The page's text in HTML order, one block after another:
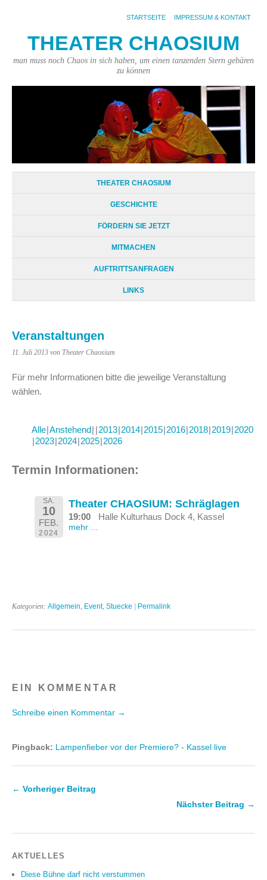
STARTSEITE IMPRESSUM & KONTAKT
THEATER CHAOSIUM
man muss noch Chaos in sich haben, um einen tanzenden Stern gebären
zu können
THEATER CHAOSIUM
GESCHICHTE
FÖRDERN SIE JETZT
MITMACHEN
AUFTRITTSANFRAGEN
LINKS
Veranstaltungen
11. Juli 2013 von Theater Chaosium
Für mehr Informationen bitte die jeweilige Veranstaltung
wählen.
Alle Anstehend 2013 2014 2015 2016 2018 2019 2020
2023 2024 2025 2026
Termin Informationen:
SA.
10
FEB.
2024
Theater CHAOSIUM: Schräglagen
19:00 Halle Kulturhaus Dock 4, Kassel
mehr ...
Kategorien: Allgemein Event, Stuecke | Permalink
EIN KOMMENTAR
Schreibe einen Kommentar →
Pingback: Lampenfieber vor der Premiere? - Kassel live
← Vorheriger Beitrag
Nächster Beitrag →
AKTUELLES
Diese Bühne darf nicht verstummen